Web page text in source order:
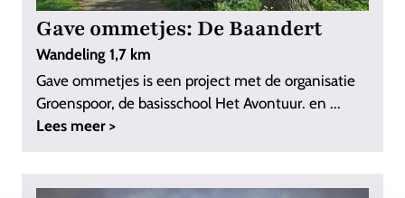
Gave ommetjes: De Baandert
Wandeling 1,7 km
Gave ommetjes is een project met de organisatie
Groenspoor, de basisschool Het Avontuur. en ...
Lees meer >